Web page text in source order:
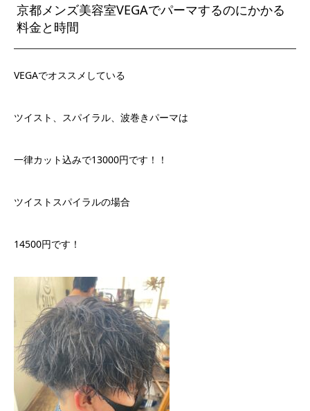
京都メンズ美容室VEGAでパーマするのにかかる
料金と時間
VEGAでオススメしている
ツイスト、スパイラル、波巻きパーマは
一律カット込みで13000円です！！
ツイストスパイラルの場合
14500円です！